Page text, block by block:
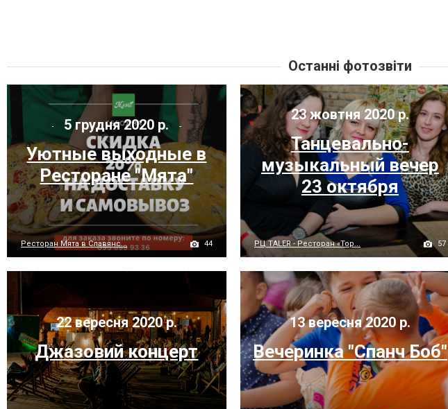
Останні фотозвіти
5 грудня 2020 р.
Уютные выходные в
Ресторане "Мята"
Ресторан Мята в Славянс... 44
23 жовтня 2020 р.
Танцевально-
музыкальный вечер
23 октября
РЦ TALER - Ресторан «Тор... 57
22 вересня 2020 р.
Джазовий концерт
13 вересня 2020 р.
Вечеринка "Спанч Боб"